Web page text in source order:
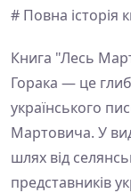
# Повна історія
Книга "Лесь
Горака — це
українського
Мартовича. У
шлях від
представників